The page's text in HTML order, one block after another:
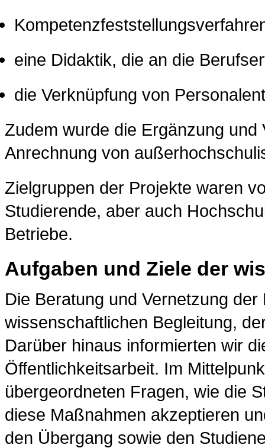
eine Didaktik, die an die
die Verknüpfung von
Zudem wurde die Ergänzung
Anrechnung von
Zielgruppen der Projekte waren
Studierende, aber auch
Betriebe.
Aufgaben und Ziele der
Die Beratung und Vernetzung
wissenschaftlichen Begleitung,
Darüber hinaus informierten wir
Öffentlichkeitsarbeit. Im
übergeordneten Fragen, wie die
diese Maßnahmen akzeptieren
den Übergang sowie den